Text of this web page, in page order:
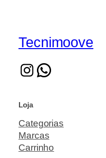
Tecnimoove
Loja
Categorias
Marcas
Carrinho